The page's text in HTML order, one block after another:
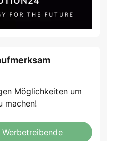
Möglichkeiten um
machen!